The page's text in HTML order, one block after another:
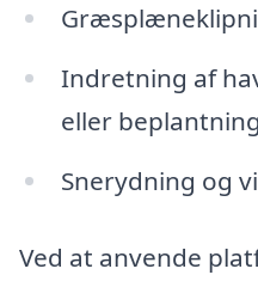
Indretning af
eller beplantning
Snerydning og
Ved at anvende